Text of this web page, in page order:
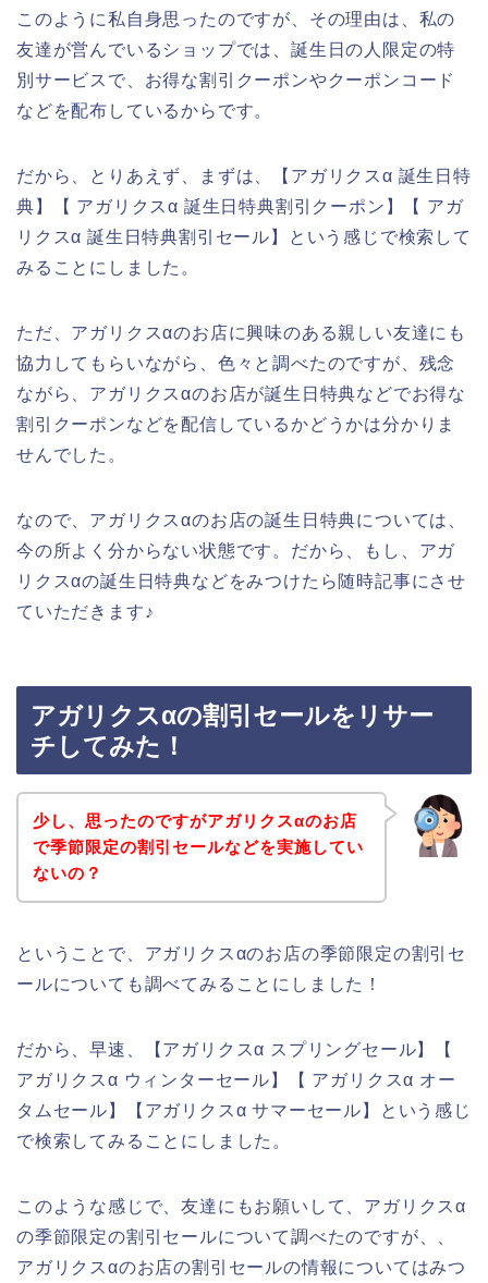
このように私自身思ったのですが、その理由は、私の
友達が営んでいるショップでは、誕生日の人限定の特
別サービスで、お得な割引クーポンやクーポンコード
などを配布しているからです。
だから、とりあえず、まずは、【アガリクスα 誕生日特
典】【 アガリクスα 誕生日特典割引クーポン】【 アガ
リクスα 誕生日特典割引セール】という感じで検索して
みることにしました。
ただ、アガリクスαのお店に興味のある親しい友達にも
協力してもらいながら、色々と調べたのですが、残念
ながら、アガリクスαのお店が誕生日特典などでお得な
割引クーポンなどを配信しているかどうかは分かりま
せんでした。
なので、アガリクスαのお店の誕生日特典については、
今の所よく分からない状態です。だから、もし、アガ
リクスαの誕生日特典などをみつけたら随時記事にさせ
ていただきます♪
アガリクスαの割引セールをリサー
チしてみた！
少し、思ったのですがアガリクスαのお店
で季節限定の割引セールなどを実施してい
ないの？
ということで、アガリクスαのお店の季節限定の割引セ
ールについても調べてみることにしました！
だから、早速、【アガリクスα スプリングセール】【
アガリクスα ウィンターセール】【 アガリクスα オー
タムセール】【アガリクスα サマーセール】という感じ
で検索してみることにしました。
このような感じで、友達にもお願いして、アガリクスα
の季節限定の割引セールについて調べたのですが、、
アガリクスαのお店の割引セールの情報についてはみつ